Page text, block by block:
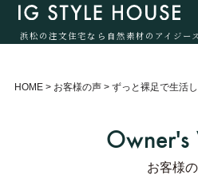
浜松の注文住宅なら自然素材のアイジー
HOME> お客様の声> ずっと裸足で生活
Owner's
お客様